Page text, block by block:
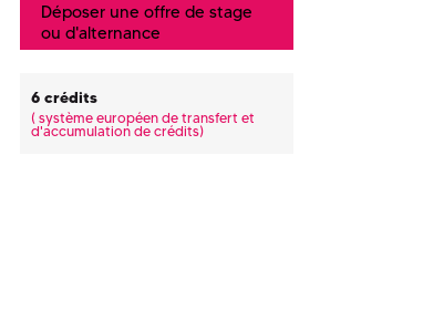
Déposer une offre de stage
ou d'alternance
6 crédits
(système européen de transfert et
d'accumulation de crédits)